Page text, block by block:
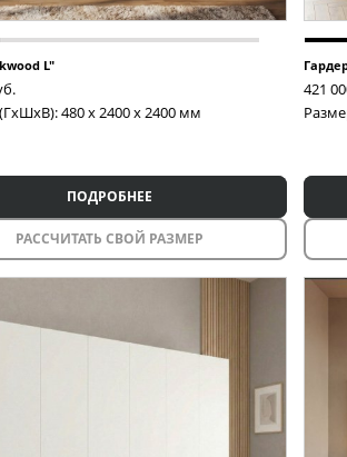
L"
480 x 2400 x 2400 мм
ПОДРОБНЕЕ
РАССЧИТАТЬ СВОЙ РАЗМЕР
421